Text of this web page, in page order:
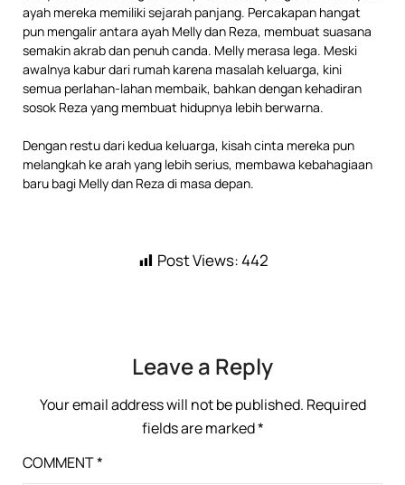
ayah mereka memiliki sejarah panjang. Percakapan hangat
pun mengalir antara ayah Melly dan Reza, membuat suasana
semakin akrab dan penuh canda. Melly merasa lega. Meski
awalnya kabur dari rumah karena masalah keluarga, kini
semua perlahan-lahan membaik, bahkan dengan kehadiran
sosok Reza yang membuat hidupnya lebih berwarna.
Dengan restu dari kedua keluarga, kisah cinta mereka pun
melangkah ke arah yang lebih serius, membawa kebahagiaan
baru bagi Melly dan Reza di masa depan.
Post Views:442
Leave a Reply
Your email address will not be published. Required
fields are marked*
COMMENT*